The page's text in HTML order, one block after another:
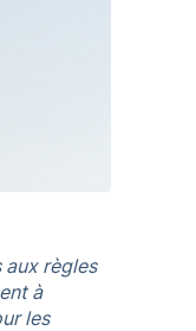
règles
à
les